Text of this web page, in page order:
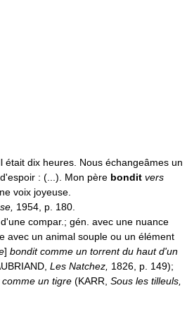
était dix heures. Nous échangeâmes un
: (...). Mon père bondit vers
voix joyeuse.
1954, p. 180.
compar.; gén. avec une nuance
avec un animal souple ou un élément
] bondit comme un torrent du haut d'un
Les Natchez, 1826, p. 149);
un tigre (KARR, Sous les tilleuls,